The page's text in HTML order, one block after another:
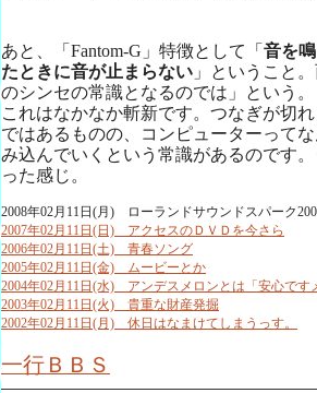
あと、「Fantom-G」特徴として「 音を
たときに音が止まらない 」ということ
のシンセの常識となるのでは」という。
これはなかなか斬新です。つなぎが切
ではあるものの、コンピューターって
み込んでいくという常識があるのです
った感じ。
2008年02月11日(月) ローランドサウンドスパーク
2007年02月11日(日) アクセスのＤＶＤを今さら
2006年02月11日(土) 青春ソング
2005年02月11日(金) ムービーとか
2004年02月11日(水) アンデスメロンとは「安心です
2003年02月11日(火) 貴重な財産発掘
2002年02月11日(月) 休日はなまけてしまうっす。
一行ＢＢＳ